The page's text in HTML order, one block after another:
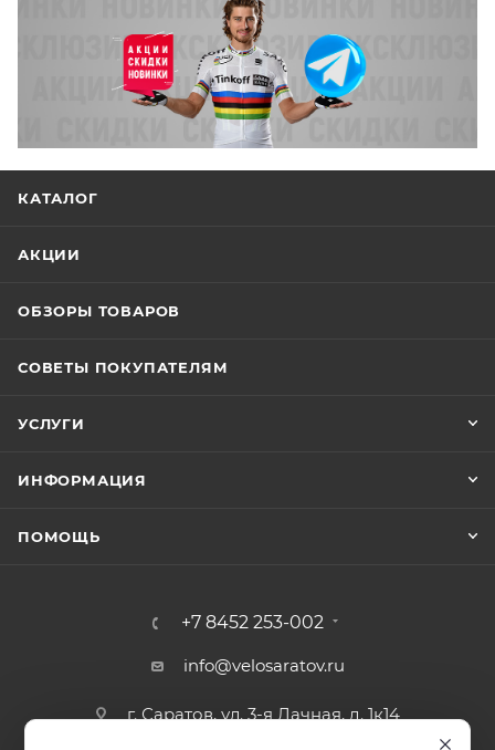
КАТАЛОГ
АКЦИИ
ОБЗОРЫ ТОВАРОВ
СОВЕТЫ ПОКУПАТЕЛЯМ
УСЛУГИ
ИНФОРМАЦИЯ
ПОМОЩЬ
+7 8452 253-002
info@velosaratov.ru
г. Саратов, ул. 3-я Дачная, д. 1к14